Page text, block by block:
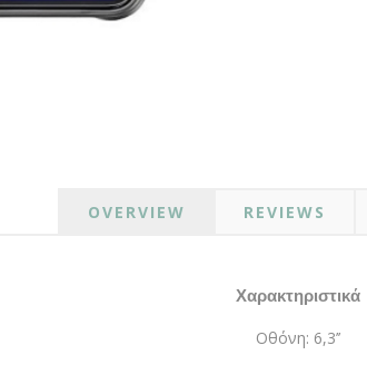
OVERVIEW REVIEWS
Χαρακτηριστικά
Οθόνη: 6,3’’